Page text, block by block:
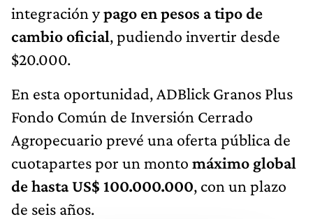
integración ypago en pesos a tipo de
cambio oficial, pudiendo invertir desde
$20.000.
En esta oportunidad, ADBlick Granos Plus
Fondo Común de Inversión Cerrado
Agropecuario prevé una oferta pública de
cuotapartes por un monto máximo global
de hasta US$ 100.000.000, con un plazo
de seis años.